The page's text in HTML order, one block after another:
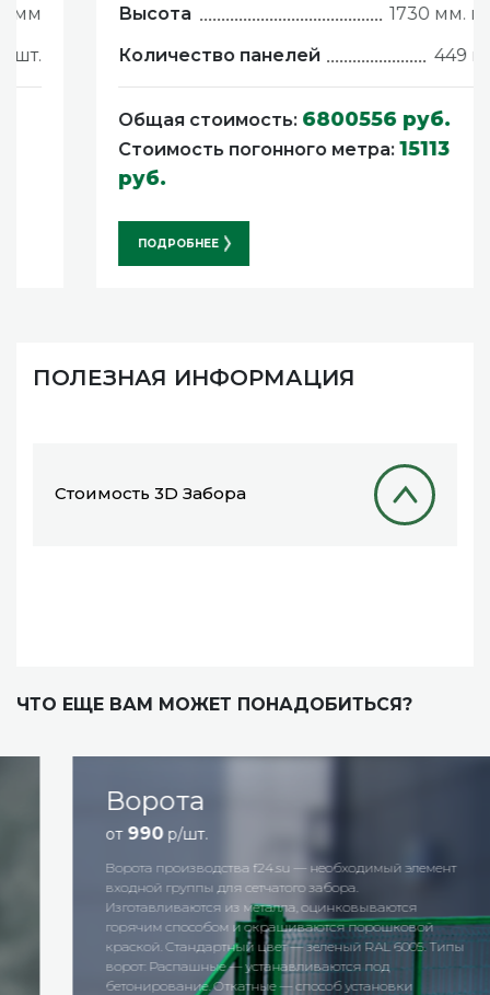
Высота
1730 мм. мм
Количество панелей
449 шт.
Общая стоимость:6800556 руб.
Стоимость погонного метра:15113
ПОДРОБНЕЕ
ПОЛЕЗНАЯ ИНФОРМАЦИЯ
Стоимость 3D Забора
ЧТО ЕЩЕ ВАМ МОЖЕТ ПОНАДОБИТЬСЯ?
Ворота
990р/шт.
Ворота производства f24.su — необходимый элемент
входной группы для сетчатого забора.
Изготавливаются из металла, оцинковываются
горячим способом и окрашиваются порошковой
краской. Стандартный цвет — зеленый RAL 6005. Типы
ворот: Распашные — устанавливаются под
бетонирование. Откатные — способ установки